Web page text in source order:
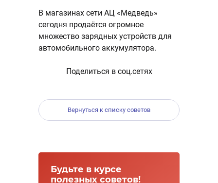
В магазинах сети АЦ «Медведь»
сегодня продаётся огромное
множество зарядных устройств для
автомобильного аккумулятора.
Поделиться в соц.сетях
Вернуться к списку советов
Будьте в курсе
полезных советов!